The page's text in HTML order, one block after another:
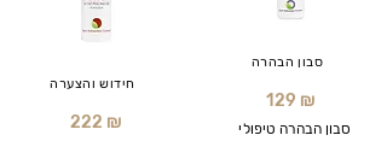
חידוש והצערה
222 ₪
סבון הבהרה
129 ₪
סבון הבהרה טיפולי